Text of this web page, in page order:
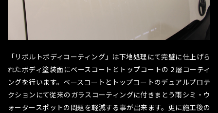
「リボルトボディコーティング」は下地処理にて完璧に仕上げら
れたボディ塗装面にベースコートとトップコートの２層コーティ
ングを行います。ベースコートとトップコートのデュアルプロテ
クションにて従来のガラスコーティングに付きまとう雨シミ・ウ
ォータースポットの問題を軽減する事が出来ます。更に施工後の